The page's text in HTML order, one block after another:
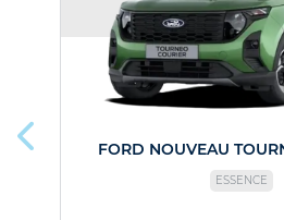
FORD NOUVEAU
ESSENCE